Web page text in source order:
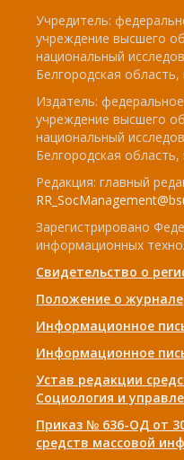
Учредитель:
учреждение высшего
национальный
Белгородская
Издатель:
учреждение высшего
национальный
Белгородская
Редакция: главный
Зарегистрировано
информационных
Свидетельство о
Положение о журнале
Информационное
Информационное
Устав редакции
Социология и
Приказ № 636-ОД от
средств массовой